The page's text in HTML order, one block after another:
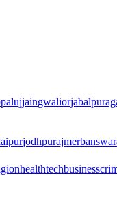
ujjaingwaliorjabalpur
jodhpurajmer
healthtechbusiness